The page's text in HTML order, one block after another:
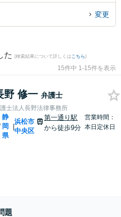
解決の実績豊富な近くの弁護士を検索
よる離婚問題を法律相談できる浜松市
変更
た (検索結果について詳しくは こちら)
15件中 1-15件を表示
野 修一 弁護士
士法人長野法律事務所
静
岡
県
|
浜松市
中央区
第一通り駅
から徒歩9分
営業時間：
本日定休日
題